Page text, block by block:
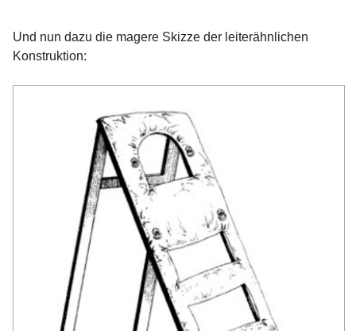
Und nun dazu die magere Skizze der leiterähnlichen
Konstruktion: